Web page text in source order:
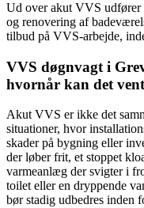
Ud over akut VVS
og renovering af
tilbud på VVS-arbejde,
VVS døgnvagt i
hvornår kan det
Akut VVS er ikke det
situationer, hvor
skader på bygning eller
der løber frit, et stoppet
varmeanlæg der svigter i
toilet eller en dryppende
bør stadig udbedres inden